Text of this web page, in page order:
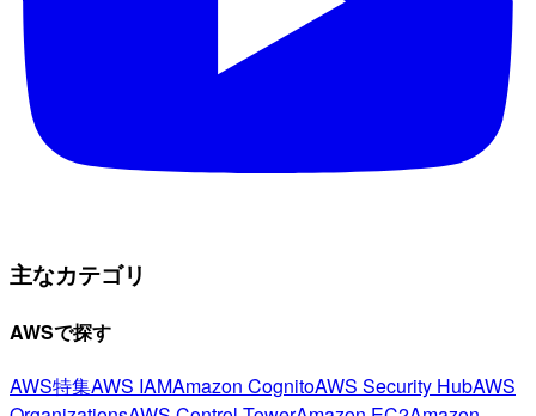
主なカテゴリ
AWSで探す
AWS特集AWS IAMAmazon CognitoAWS Security HubAWS